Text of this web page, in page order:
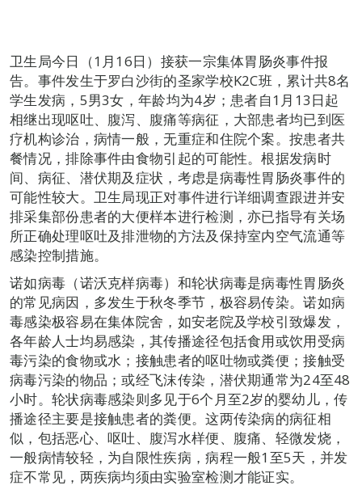
卫生局今日（1月16日）接获一宗集体胃肠炎事件报
告。事件发生于罗白沙街的圣家学校K2C班，累计共8名
学生发病，5男3女，年龄均为4岁；患者自1月13日起
相继出现呕吐、腹泻、腹痛等病征，大部患者均已到医
疗机构诊治，病情一般，无重症和住院个案。按患者共
餐情况，排除事件由食物引起的可能性。根据发病时
间、病征、潜伏期及症状，考虑是病毒性胃肠炎事件的
可能性较大。卫生局现正对事件进行详细调查跟进并安
排采集部份患者的大便样本进行检测，亦已指导有关场
所正确处理呕吐及排泄物的方法及保持室内空气流通等
感染控制措施。
诺如病毒（诺沃克样病毒）和轮状病毒是病毒性胃肠炎
的常见病因，多发生于秋冬季节，极容易传染。诺如病
毒感染极容易在集体院舍，如安老院及学校引致爆发，
各年龄人士均易感染，其传播途径包括食用或饮用受病
毒污染的食物或水；接触患者的呕吐物或粪便；接触受
病毒污染的物品；或经飞沫传染，潜伏期通常为24至48
小时。轮状病毒感染则多见于6个月至2岁的婴幼儿，传
播途径主要是接触患者的粪便。这两传染病的病征相
似，包括恶心、呕吐、腹泻水样便、腹痛、轻微发烧，
一般病情较轻，为自限性疾病，病程一般1至5天，并发
症不常见，两疾病均须由实验室检测才能证实。